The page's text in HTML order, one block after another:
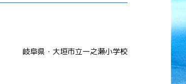
岐阜県・大垣市立一之瀬小学校